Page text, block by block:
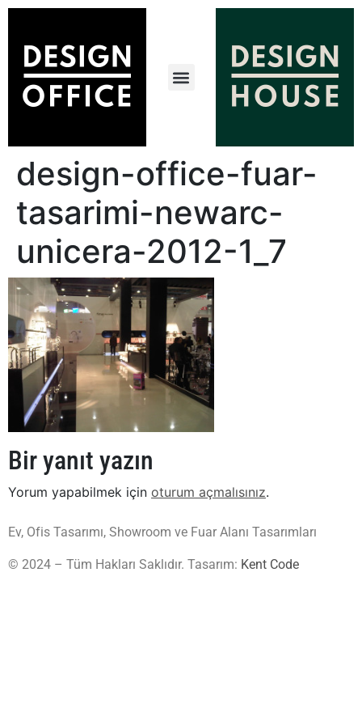
design-office-fuar-
tasarimi-newarc-
unicera-2012-1_7
Bir yanıt yazın
Yorum yapabilmek için oturum açmalısınız.
Ev, Ofis Tasarımı, Showroom ve Fuar Alanı Tasarımları
© 2024 – Tüm Hakları Saklıdır. Tasarım: Kent Code